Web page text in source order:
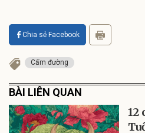
Chia sẻ Facebook
Cấm đường
BÀI LIÊN QUAN
12